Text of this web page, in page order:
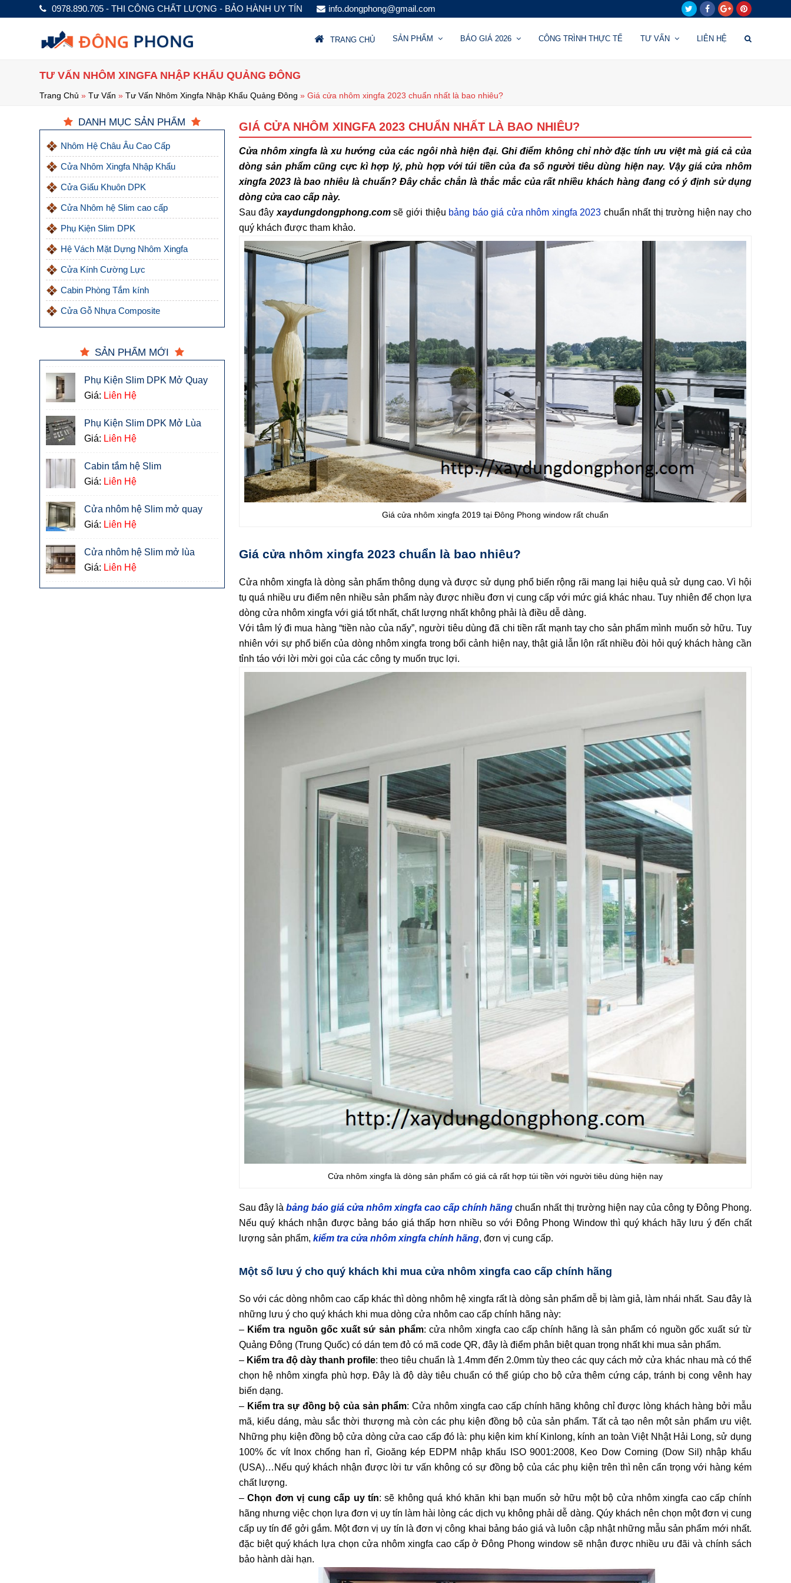
0978.890.705 - THI CÔNG CHẤT LƯỢNG - BẢO HÀNH UY TÍN info.dongphong@gmail.com TwitterFacebook
GooglePinterest
TRANG CHỦ SẢN PHẨM BÁO GIÁ 2026 CÔNG TRÌNH THỰC TẾ TƯ VẤN LIÊN HỆ
TƯ VẤN NHÔM XINGFA NHẬP KHẨU QUẢNG ĐÔNG
Trang Chủ »Tư Vấn »Tư Vấn Nhôm Xingfa Nhập Khẩu Quảng Đông »Giá cửa nhôm xingfa 2023 chuẩn nhất là bao nhiêu?
GIÁ CỬA NHÔM XINGFA 2023 CHUẨN NHẤT LÀ BAO NHIÊU?
Cửa nhôm xingfa là xu hướng của các ngôi nhà hiện đại. Ghi điểm không chỉ nhờ đặc tính ưu việt mà giá cả của
dòng sản phẩm cũng cực kì hợp lý, phù hợp với túi tiền của đa số người tiêu dùng hiện nay. Vậy giá cửa nhôm
xingfa 2023 là bao nhiêu là chuẩn? Đây chắc chắn là thắc mắc của rất nhiều khách hàng đang có ý định sử dụng
dòng cửa cao cấp này.
Sau đây xaydungdongphong.comsẽ giới thiệu bảng báo giá cửa nhôm xingfa 2023 chuẩn nhất thị trường hiện nay cho
quý khách được tham khảo.
Giá cửa nhôm xingfa 2019 tại Đông Phong window rất chuẩn
Giá cửa nhôm xingfa 2023 chuẩn là bao nhiêu?
Cửa nhôm xingfa là dòng sản phẩm thông dụng và được sử dụng phổ biến rộng rãi mang lại hiệu quả sử dụng cao. Vì hội
tụ quá nhiều ưu điểm nên nhiều sản phẩm này được nhiều đơn vị cung cấp với mức giá khác nhau. Tuy nhiên để chọn lựa
dòng cửa nhôm xingfa với giá tốt nhất, chất lượng nhất không phải là điều dễ dàng.
Với tâm lý đi mua hàng “tiền nào của nấy”, người tiêu dùng đã chi tiền rất mạnh tay cho sản phẩm mình muốn sở hữu. Tuy
nhiên với sự phổ biến của dòng nhôm xingfa trong bối cảnh hiện nay, thật giả lẫn lộn rất nhiều đòi hỏi quý khách hàng cần
tỉnh táo với lời mời gọi của các công ty muốn trục lợi.
Cửa nhôm xingfa là dòng sản phẩm có giá cả rất hợp túi tiền với người tiêu dùng hiện nay
Sau đây là bảng báo giá cửa nhôm xingfa cao cấp chính hãngchuẩn nhất thị trường hiện nay của công ty Đông Phong.
Nếu quý khách nhận được bảng báo giá thấp hơn nhiều so với Đông Phong Window thì quý khách hãy lưu ý đến chất
lượng sản phẩm, kiểm tra cửa nhôm xingfa chính hãng, đơn vị cung cấp.
Một số lưu ý cho quý khách khi mua cửa nhôm xingfa cao cấp chính hãng
So với các dòng nhôm cao cấp khác thì dòng nhôm hệ xingfa rất là dòng sản phẩm dễ bị làm giả, làm nhái nhất. Sau đây là
những lưu ý cho quý khách khi mua dòng cửa nhôm cao cấp chính hãng này:
– Kiểm tra nguồn gốc xuất sứ sản phẩm: cửa nhôm xingfa cao cấp chính hãng là sản phẩm có nguồn gốc xuất sứ từ
Quảng Đông (Trung Quốc) có dán tem đỏ có mã code QR, đây là điểm phân biệt quan trọng nhất khi mua sản phẩm.
– Kiểm tra độ dày thanh profile: theo tiêu chuẩn là 1.4mm đến 2.0mm tùy theo các quy cách mở cửa khác nhau mà có thể
chọn hệ nhôm xingfa phù hợp. Đây là độ dày tiêu chuẩn có thể giúp cho bộ cửa thêm cứng cáp, tránh bị cong vênh hay
biến dạng.
– Kiểm tra sự đồng bộ của sản phẩm: Cửa nhôm xingfa cao cấp chính hãng không chỉ được lòng khách hàng bởi mẫu
mã, kiểu dáng, màu sắc thời thượng mà còn các phụ kiện đồng bộ của sản phẩm. Tất cả tạo nên một sản phẩm ưu việt.
Những phụ kiện đồng bộ cửa dòng cửa cao cấp đó là: phụ kiện kim khí Kinlong, kính an toàn Việt Nhật Hải Long, sử dụng
100% ốc vít Inox chống han rỉ, Gioăng kép EDPM nhập khẩu ISO 9001:2008, Keo Dow Corning (Dow Sil) nhập khẩu
(USA)…Nếu quý khách nhận được lời tư vấn không có sự đồng bộ của các phụ kiện trên thì nên cẩn trọng với hàng kém
chất lượng.
–Chọn đơn vị cung cấp uy tín: sẽ không quá khó khăn khi bạn muốn sở hữu một bộ cửa nhôm xingfa cao cấp chính
hãng nhưng việc chọn lựa đơn vị uy tín làm hài lòng các dịch vụ không phải dễ dàng. Qúy khách nên chọn một đơn vị cung
cấp uy tín để gởi gắm. Một đơn vị uy tín là đơn vị công khai bảng báo giá và luôn cập nhật những mẫu sản phẩm mới nhất.
đặc biệt quý khách lựa chọn cửa nhôm xingfa cao cấp ở Đông Phong window sẽ nhận được nhiều ưu đãi và chính sách
bảo hành dài hạn.
DANH MỤC SẢN PHẨM
Nhôm Hệ Châu Âu Cao Cấp
Cửa Nhôm Xingfa Nhập Khẩu
Cửa Giấu Khuôn DPK
Cửa Nhôm hệ Slim cao cấp
Phụ Kiện Slim DPK
Hệ Vách Mặt Dựng Nhôm Xingfa
Cửa Kính Cường Lực
Cabin Phòng Tắm kính
Cửa Gỗ Nhựa Composite
SẢN PHẨM MỚI
Phụ Kiện Slim DPK Mở Quay
Giá: Liên Hệ
Phụ Kiện Slim DPK Mở Lùa
Giá: Liên Hệ
Cabin tắm hệ Slim
Giá: Liên Hệ
Cửa nhôm hệ Slim mở quay
Giá: Liên Hệ
Cửa nhôm hệ Slim mở lùa
Giá: Liên Hệ